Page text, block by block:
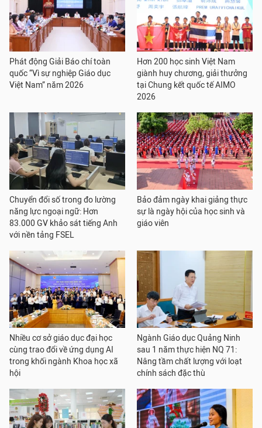
Phát động Giải Báo chí toàn
quốc “Vì sự nghiệp Giáo dục
Việt Nam” năm 2026
Hơn 200 học sinh Việt Nam
giành huy chương, giải thưởng
tại Chung kết quốc tế AIMO
2026
Chuyển đổi số trong đo lường
năng lực ngoại ngữ: Hơn
83.000 GV khảo sát tiếng Anh
với nền tảng FSEL
Bảo đảm ngày khai giảng thực
sự là ngày hội của học sinh và
giáo viên
Nhiều cơ sở giáo dục đại học
cùng trao đổi về ứng dụng AI
trong khối ngành Khoa học xã
hội
Ngành Giáo dục Quảng Ninh
sau 1 năm thực hiện NQ 71:
Nâng tầm chất lượng với loạt
chính sách đặc thù